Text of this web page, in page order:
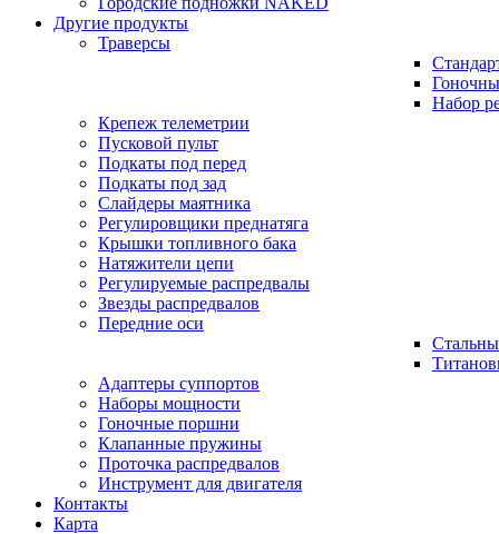
Другие продукты
Траверсы
Набор
Крепеж телеметрии
Пусковой пульт
Подкаты под перед
Подкаты под зад
Слайдеры маятника
Регулировщики преднатяга
Крышки топливного бака
Натяжители цепи
Регулируемые распредвалы
Звезды распредвалов
Передние оси
Адаптеры суппортов
Наборы мощности
Гоночные поршни
Клапанные пружины
Проточка распредвалов
Инструмент для двигателя
Контакты
Карта